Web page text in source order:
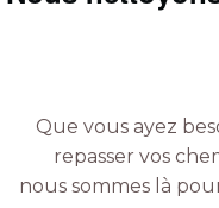
Que vous ayez
repasser vos
nous sommes là